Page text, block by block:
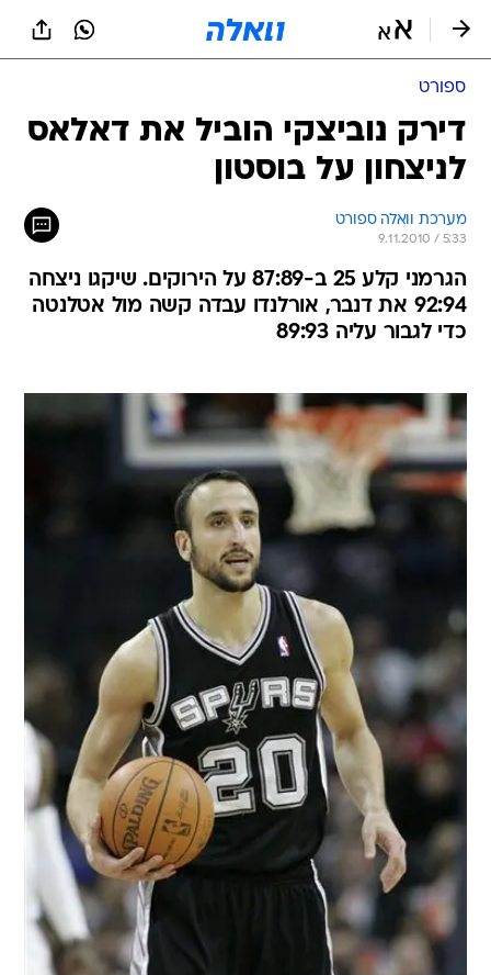
ספורט
דירק נוביצקי הוביל את דאלאס
לניצחון על בוסטון
מערכת וואלה ספורט
9.11.2010 / 5:33
הגרמני קלע 25 ב-87:89 על הירוקים. שיקגו ניצחה
92:94 את דנבר, אורלנדו עבדה קשה מול אטלנטה
כדי לגבור עליה 89:93